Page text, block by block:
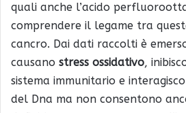
quali anche l’acido
comprendere il legame tra
cancro. Dai dati raccolti è
causano stress ossidativo,
sistema immunitario e
del Dna ma non consentono